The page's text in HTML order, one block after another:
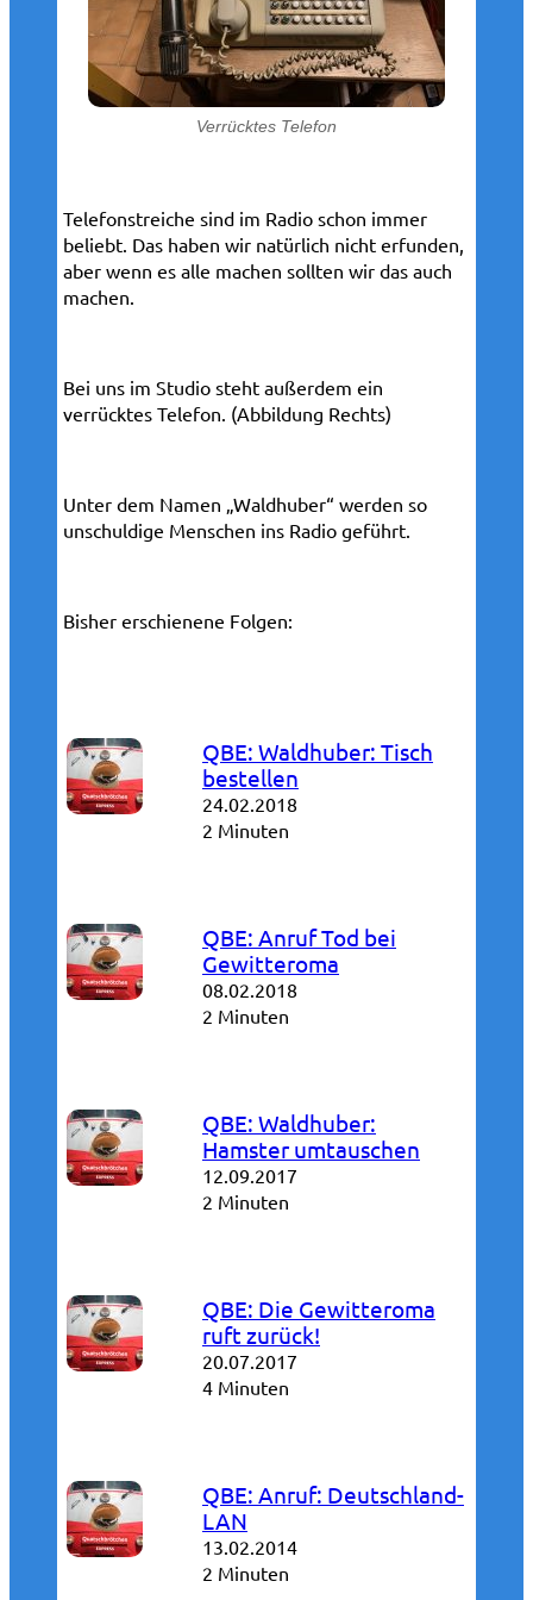
Verrücktes Telefon
Telefonstreiche sind im Radio schon immer
beliebt. Das haben wir natürlich nicht erfunden,
aber wenn es alle machen sollten wir das auch
machen.
Bei uns im Studio steht außerdem ein
verrücktes Telefon. (Abbildung Rechts)
Unter dem Namen „Waldhuber“ werden so
unschuldige Menschen ins Radio geführt.
Bisher erschienene Folgen:
QBE: Waldhuber: Tisch
bestellen
24.02.2018
2 Minuten
QBE: Anruf Tod bei
Gewitteroma
08.02.2018
2 Minuten
QBE: Waldhuber:
Hamster umtauschen
12.09.2017
2 Minuten
QBE: Die Gewitteroma
ruft zurück!
20.07.2017
4 Minuten
QBE: Anruf: Deutschland-
LAN
13.02.2014
2 Minuten